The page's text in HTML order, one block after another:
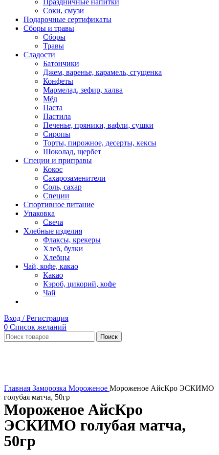
Праздничные напитки
Соки, смузи
Подарочные сертификаты
Сборы и травы
Сборы
Травы
Сладости
Батончики
Джем, варенье, карамель, сгущенка
Конфеты
Мармелад, зефир, халва
Мёд
Паста
Пастила
Печенье, пряники, вафли, сушки
Сиропы
Торты, пирожное, десерты, кексы
Шоколад, щербет
Специи и приправы
Кокос
Сахарозаменители
Соль, сахар
Специи
Спортивное питание
Упаковка
Свеча
Хлебные изделия
Флаксы, крекеры
Хлеб, булки
Хлебцы
Чай, кофе, какао
Какао
Кэроб, цикорий, кофе
Чай
Вход / Регистрация
0 Список желаний
Поиск
Главная Заморозка Мороженое Мороженое АйсКро ЭСКИМО
голубая матча, 50гр
Мороженое АйсКро
ЭСКИМО голубая матча,
50гр